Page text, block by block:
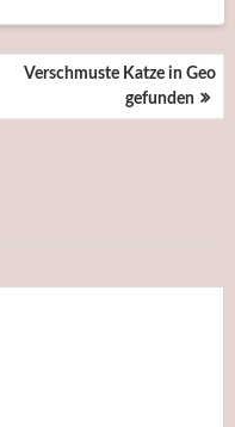
Verschmuste Katze in Geo
gefunden